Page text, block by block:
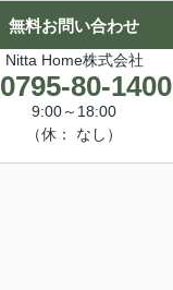
無料お問い合わせ
Nitta Home株式会社
0795-80-1400
9:00～18:00
（休： なし）